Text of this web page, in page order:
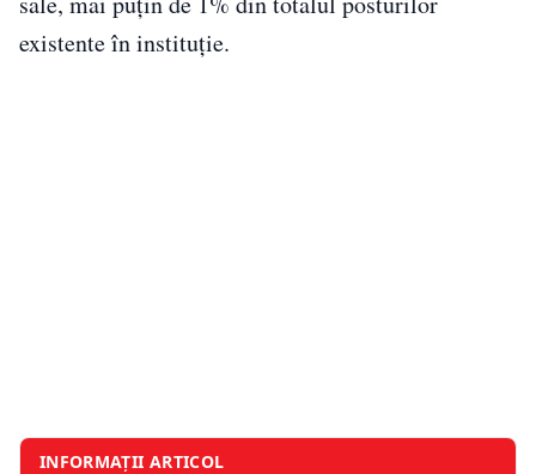
existente în instituție.
INFORMAȚII ARTICOL